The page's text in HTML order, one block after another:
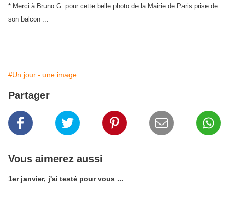
* Merci à Bruno G. pour cette belle photo de la Mairie de Paris prise de
son balcon ...
#Un jour - une image
Partager
Vous aimerez aussi
1er janvier, j'ai testé pour vous ...